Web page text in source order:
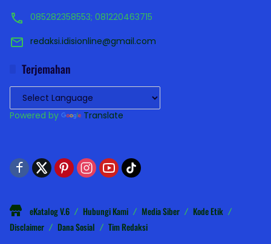
085282358553; 081220463715
redaksi.idisionline@gmail.com
Terjemahan
Powered by Translate
eKatalog V.6 Hubungi Kami Media Siber
Kode Etik
Disclaimer
Dana Sosial
Tim Redaksi